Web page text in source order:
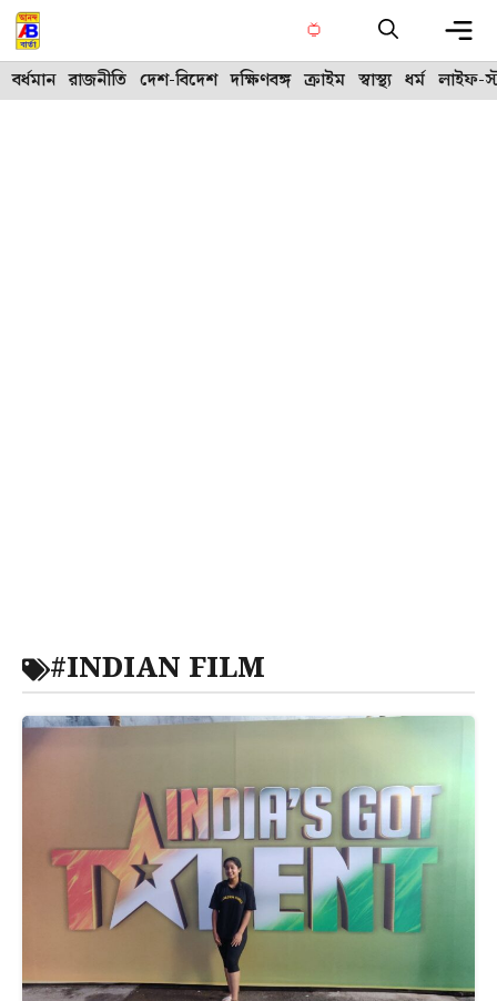
Skip
to
content
বর্ধমান রাজনীতি দেশ-বিদেশ দক্ষিণবঙ্গ ক্রাইম স্বাস্থ্য ধর্ম লাইফ-
#INDIAN FILM